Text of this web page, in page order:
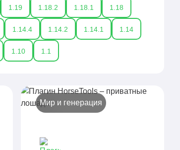
1.19 1.18.2 1.18.1 1.18
1.14.4 1.14.2 1.14.1 1.14
1.10 1.1
Мир и генерация